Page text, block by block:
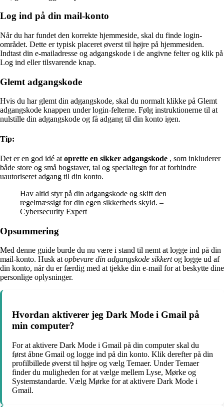
Log ind på din mail-konto
Når du har fundet den korrekte hjemmeside, skal du finde login-
området. Dette er typisk placeret øverst til højre på hjemmesiden.
Indtast din e-mailadresse og adgangskode i de angivne felter og klik på
Log ind eller tilsvarende knap.
Glemt adgangskode
Hvis du har glemt din adgangskode, skal du normalt klikke på Glemt
adgangskode knappen under login-felterne. Følg instruktionerne til at
nulstille din adgangskode og få adgang til din konto igen.
Tip:
Det er en god idé at oprette en sikker adgangskode , som inkluderer
både store og små bogstaver, tal og specialtegn for at forhindre
uautoriseret adgang til din konto.
Hav altid styr på din adgangskode og skift den
regelmæssigt for din egen sikkerheds skyld. –
Cybersecurity Expert
Opsummering
Med denne guide burde du nu være i stand til nemt at logge ind på din
mail-konto. Husk atopbevare din adgangskode sikkertog logge ud af
din konto, når du er færdig med at tjekke din e-mail for at beskytte dine
personlige oplysninger.
Hvordan aktiverer jeg Dark Mode i Gmail på
min computer?
For at aktivere Dark Mode i Gmail på din computer skal du
først åbne Gmail og logge ind på din konto. Klik derefter på din
profilbillede øverst til højre og vælg Temaer. Under Temaer
finder du muligheden for at vælge mellem Lyse, Mørke og
Systemstandarde. Vælg Mørke for at aktivere Dark Mode i
Gmail.